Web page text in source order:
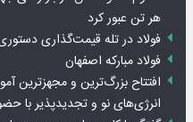
هر تن عبور کرد
فولاد در تله قیمت‌گذاری
فولاد مبارکه اصفهان
افتتاح بزرگ‌ترین و مجهزترین
انرژی‌های نو و تجدیدپذیر با